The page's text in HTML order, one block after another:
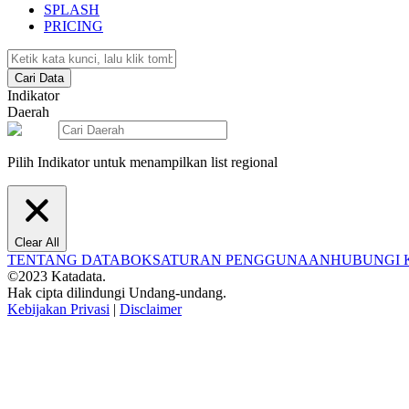
SPLASH
PRICING
Cari Data
Indikator
Daerah
Pilih Indikator untuk menampilkan list regional
Clear All
TENTANG DATABOKSATURAN PENGGUNAANHUBUNGI
©2023 Katadata.
Hak cipta dilindungi Undang-undang.
Kebijakan Privasi | Disclaimer